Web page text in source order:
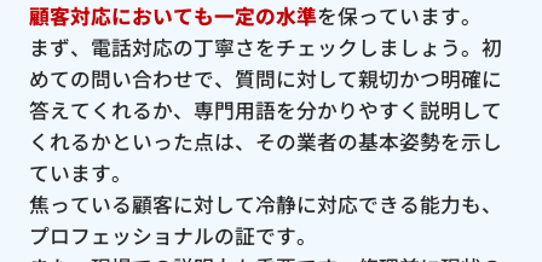
顧客対応においても一定の水準を保っています。
まず、電話対応の丁寧さをチェックしましょう。初
めての問い合わせで、質問に対して親切かつ明確に
答えてくれるか、専門用語を分かりやすく説明して
くれるかといった点は、その業者の基本姿勢を示し
ています。
焦っている顧客に対して冷静に対応できる能力も、
プロフェッショナルの証です。